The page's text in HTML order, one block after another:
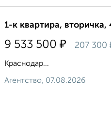
1-к квартира, вторичка,
9 533 500 ₽ 207 300
Краснодар...
Агентство, 07.08.2026